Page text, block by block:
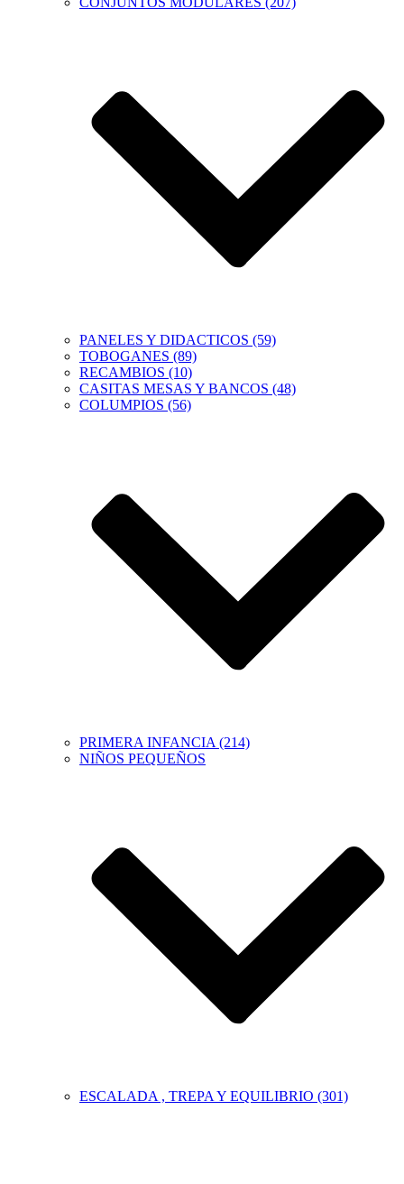
PANELES Y DIDACTICOS (59)
TOBOGANES (89)
RECAMBIOS (10)
CASITAS MESAS Y BANCOS (48)
COLUMPIOS (56)
PRIMERA INFANCIA (214)
NIÑOS PEQUEÑOS
ESCALADA , TREPA Y EQUILIBRIO (301)